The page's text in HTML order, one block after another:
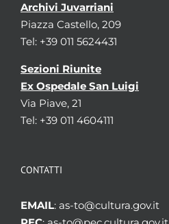
Archivi Juvarriani
Piazza Castello, 209
Tel: +39 011 5624431
Sezioni Riunite
Ex Ospedale San Luigi
Via Piave, 21
Tel: +39 011 4604111
CONTATTI
EMAIL: as-to@cultura.gov.it